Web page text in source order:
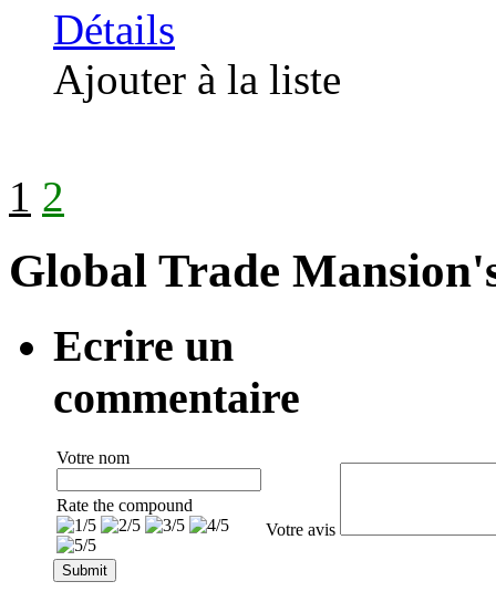
Détails
Ajouter à la liste
1 2
Global Trade
Ecrire un
commentaire
Votre nom
Votre avis
Rate the compound